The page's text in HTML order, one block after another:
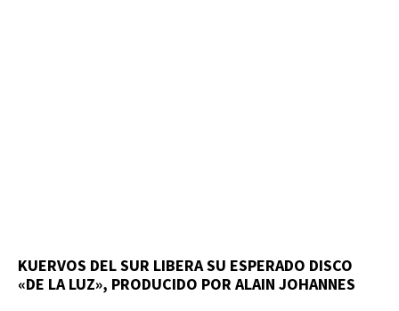
KUERVOS DEL SUR LIBERA SU ESPERADO DISCO
«DE LA LUZ», PRODUCIDO POR ALAIN JOHANNES